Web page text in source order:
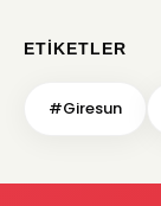
ETIKETLER
#Giresun